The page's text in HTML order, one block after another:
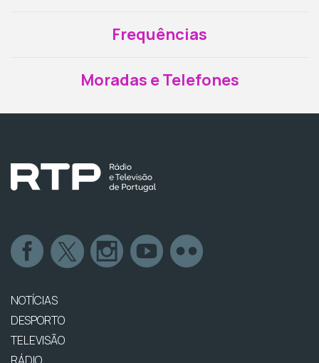
Frequências
Moradas e Telefones
NOTÍCIAS
DESPORTO
TELEVISÃO